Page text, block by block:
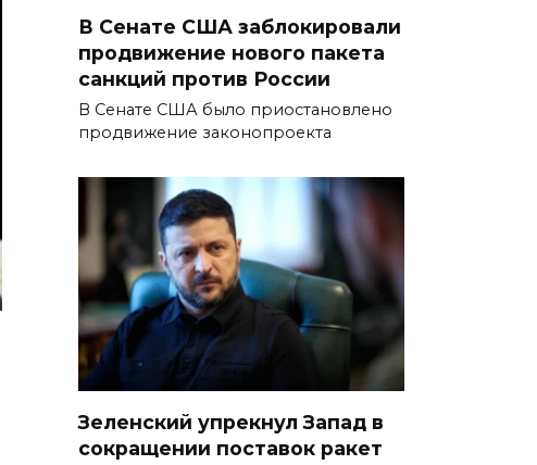
В Сенате США заблокировали
продвижение нового пакета
санкций против России
В Сенате США было приостановлено
продвижение законопроекта
Зеленский упрекнул Запад в
сокращении поставок ракет